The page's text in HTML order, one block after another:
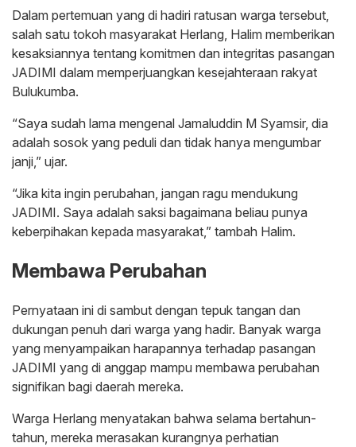
Dalam pertemuan yang di hadiri ratusan warga tersebut,
salah satu tokoh masyarakat Herlang, Halim memberikan
kesaksiannya tentang komitmen dan integritas pasangan
JADIMI dalam memperjuangkan kesejahteraan rakyat
Bulukumba.
“Saya sudah lama mengenal Jamaluddin M Syamsir, dia
adalah sosok yang peduli dan tidak hanya mengumbar
janji,” ujar.
“Jika kita ingin perubahan, jangan ragu mendukung
JADIMI. Saya adalah saksi bagaimana beliau punya
keberpihakan kepada masyarakat,” tambah Halim.
Membawa Perubahan
Pernyataan ini di sambut dengan tepuk tangan dan
dukungan penuh dari warga yang hadir. Banyak warga
yang menyampaikan harapannya terhadap pasangan
JADIMI yang di anggap mampu membawa perubahan
signifikan bagi daerah mereka.
Warga Herlang menyatakan bahwa selama bertahun-
tahun, mereka merasakan kurangnya perhatian